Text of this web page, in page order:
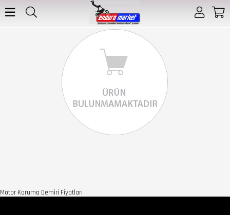
Motor Koruma Demiri Fiyatları